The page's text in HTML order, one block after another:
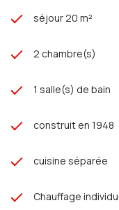
séjour 20 m²
2 chambre(s)
1 salle(s) de bain
construit en 1948
cuisine séparée
Chauffage